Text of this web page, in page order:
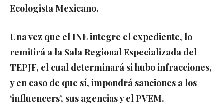
Ecologista Mexicano.
Una vez que el INE integre el expediente, lo
remitirá a la Sala Regional Especializada del
TEPJF, el cual determinará si hubo infracciones,
y en caso de que sí, impondrá sanciones a los
‘influencers’, sus agencias y el PVEM.